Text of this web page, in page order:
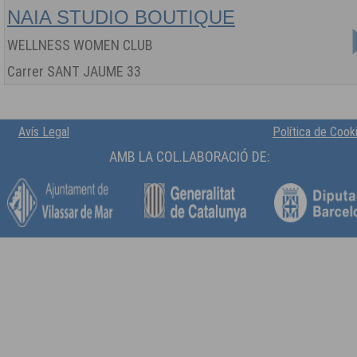
NAIA STUDIO BOUTIQUE
WELLNESS WOMEN CLUB
Carrer SANT JAUME 33
Avís Legal Política de
AMB LA COL.LABORACIÓ DE: